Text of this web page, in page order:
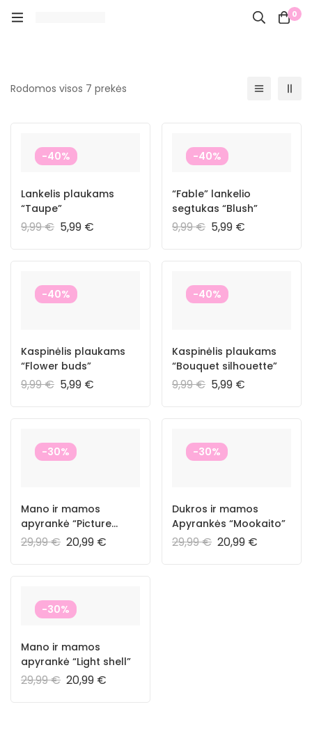
0
Rodomos visos 7 prekės
-40%
Lankelis plaukams
“Taupe”
9,99€ 5,99 €
-40%
“Fable” lankelio
segtukas “Blush”
9,99€ 5,99 €
-40%
Kaspinėlis plaukams
“Flower buds”
9,99€ 5,99 €
-40%
Kaspinėlis plaukams
“Bouquet silhouette”
9,99€ 5,99 €
-30%
Mano ir mamos
apyrankė “Picture
Jaspar”
29,99€ 20,99 €
-30%
Dukros ir mamos
Apyrankės “Mookaito”
29,99€ 20,99 €
-30%
Mano ir mamos
apyrankė “Light shell”
29,99€ 20,99 €